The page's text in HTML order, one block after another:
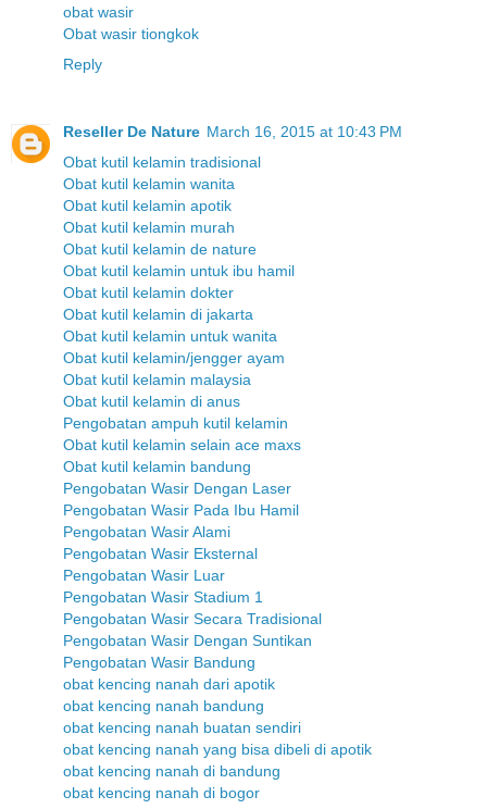
obat wasir
Obat wasir tiongkok
Reply
Reseller De Nature March 16, 2015 at 10:43 PM
Obat kutil kelamin tradisional
Obat kutil kelamin wanita
Obat kutil kelamin apotik
Obat kutil kelamin murah
Obat kutil kelamin de nature
Obat kutil kelamin untuk ibu hamil
Obat kutil kelamin dokter
Obat kutil kelamin di jakarta
Obat kutil kelamin untuk wanita
Obat kutil kelamin/jengger ayam
Obat kutil kelamin malaysia
Obat kutil kelamin di anus
Pengobatan ampuh kutil kelamin
Obat kutil kelamin selain ace maxs
Obat kutil kelamin bandung
Pengobatan Wasir Dengan Laser
Pengobatan Wasir Pada Ibu Hamil
Pengobatan Wasir Alami
Pengobatan Wasir Eksternal
Pengobatan Wasir Luar
Pengobatan Wasir Stadium 1
Pengobatan Wasir Secara Tradisional
Pengobatan Wasir Dengan Suntikan
Pengobatan Wasir Bandung
obat kencing nanah dari apotik
obat kencing nanah bandung
obat kencing nanah buatan sendiri
obat kencing nanah yang bisa dibeli di apotik
obat kencing nanah di bandung
obat kencing nanah di bogor